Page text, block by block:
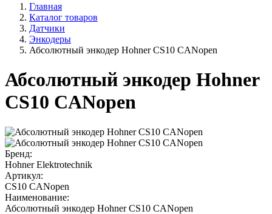
Главная
Каталог товаров
Датчики
Энкодеры
Абсолютный энкодер Hohner CS10 CANopen
Абсолютный энкодер Hohner
CS10 CANopen
Бренд:
Hohner Elektrotechnik
Артикул:
CS10 CANopen
Наименование:
Абсолютный энкодер Hohner CS10 CANopen